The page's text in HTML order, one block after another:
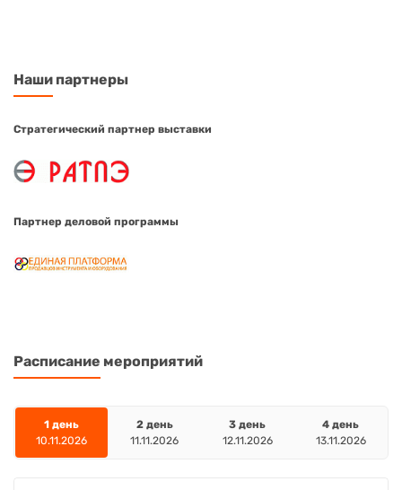
Наши партнеры
Стратегический партнер выставки
Партнер деловой программы
Расписание мероприятий
1 день
10.11.2026
2 день
11.11.2026
3 день
12.11.2026
4 день
13.11.2026